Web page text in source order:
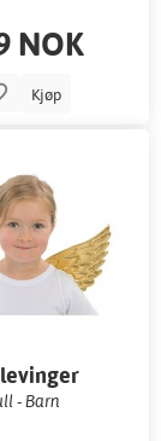
NOK
Kjøp
- Barn